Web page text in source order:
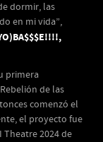
dormir, las
en mi vida”,
primera
de las
comenzó el
el proyecto fue
Theatre 2024 de